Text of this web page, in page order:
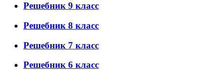
Решебник 9 класс
Решебник 8 класс
Решебник 7 класс
Решебник 6 класс